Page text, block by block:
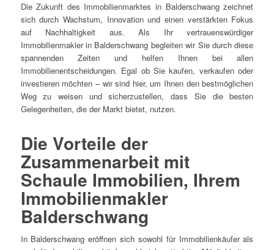
Die Zukunft des Immobilienmarktes in Balderschwang zeichnet
sich durch Wachstum, Innovation und einen verstärkten Fokus
auf Nachhaltigkeit aus. Als Ihr vertrauenswürdiger
Immobilienmakler in Balderschwang begleiten wir Sie durch diese
spannenden Zeiten und helfen Ihnen bei allen
Immobilienentscheidungen. Egal ob Sie kaufen, verkaufen oder
investieren möchten – wir sind hier, um Ihnen den bestmöglichen
Weg zu weisen und sicherzustellen, dass Sie die besten
Gelegenheiten, die der Markt bietet, nutzen.
Die Vorteile der
Zusammenarbeitmit
Schaule Immobilien, Ihrem
Immobilienmakler
Balderschwang
In Balderschwang eröffnen sich sowohl für Immobilienkäufer als